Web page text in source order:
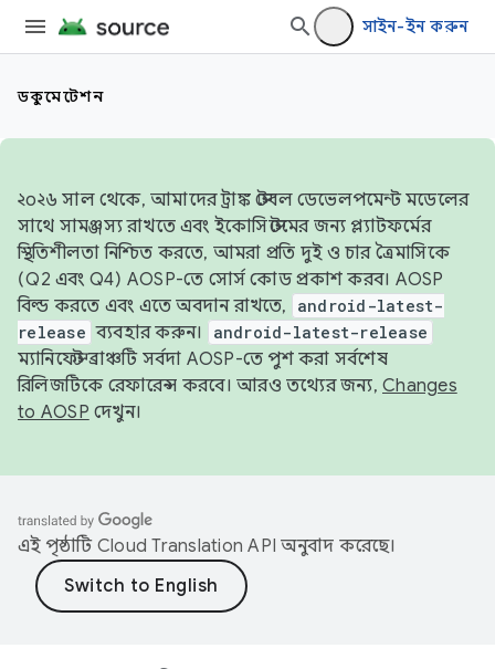
সাইন-ইন করুন
ডকুমেন্টেশন
২০২৬ সাল থেকে, আমাদের ট্রাঙ্ক স্টেবল ডেভেলপমেন্ট মডেলের
সাথে সামঞ্জস্য রাখতে এবং ইকোসিস্টেমের জন্য প্ল্যাটফর্মের
স্থিতিশীলতা নিশ্চিত করতে, আমরা প্রতি দুই ও চার ত্রৈমাসিকে
(Q2 এবং Q4) AOSP-তে সোর্স কোড প্রকাশ করব। AOSP
বিল্ড করতে এবং এতে অবদান রাখতে,
android-latest-
release ব্যবহার করুন। android-latest-release
ম্যানিফেস্ট ব্রাঞ্চটি সর্বদা AOSP-তে পুশ করা সর্বশেষ
রিলিজটিকে রেফারেন্স করবে। আরও তথ্যের জন্য, Changes
to AOSP দেখুন।
এই পৃষ্ঠাটি Cloud Translation API অনুবাদ করেছে।